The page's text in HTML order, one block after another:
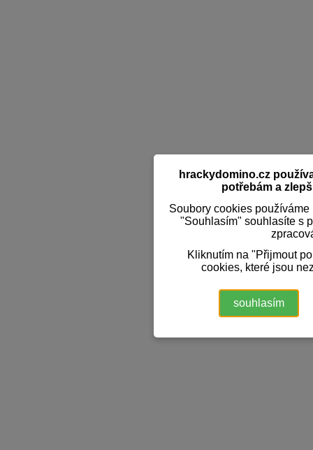
hrackydomino.cz
potřebám a
Soubory cookies
"Souhlasím" souhlasíte s
Kliknutím na "Přijmout
cookies, které jsou
souhlasím